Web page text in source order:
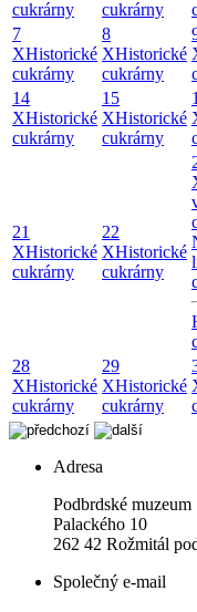
cukrárny
cukrárny
7
XHistorické
cukrárny
8
XHistorické
cukrárny
14
XHistorické
cukrárny
15
XHistorické
cukrárny
21
XHistorické
cukrárny
22
XHistorické
cukrárny
28
XHistorické
cukrárny
29
XHistorické
cukrárny
Adresa
Podbrdské muzeum
Palackého 10
262 42 Rožmitál
Společný e-mail